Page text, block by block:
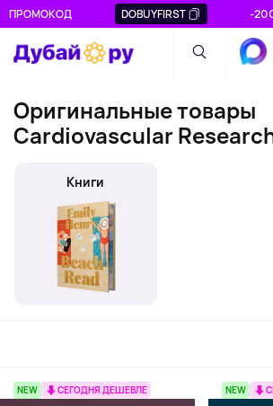
ПРОМОКОД DOBUYFIRST -
Оригинальные товары
Cardiovascular
Книги
NEW СЕГОДНЯ ДЕШЕВЛЕ NEW